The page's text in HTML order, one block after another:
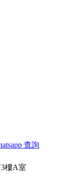
查詢
樓A室